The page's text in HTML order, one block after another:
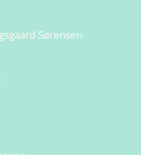
Sørensen